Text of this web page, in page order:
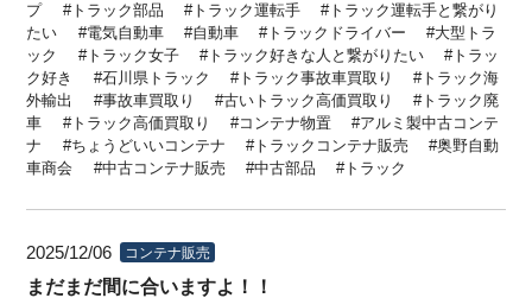
プ
トラック部品 トラック運転手
トラック運転手と繋がり
たい
電気自動車 自動車 トラックドライバー
大型トラ
ック
トラック女子 トラック好きな人と繋がりたい
トラッ
ク好き
石川県トラック トラック事故車買取り
トラック海
外輸出
事故車買取り 古いトラック高価買取り
トラック廃
車
トラック高価買取り コンテナ物置
アルミ製中古コンテ
ナ
ちょうどいいコンテナ トラックコンテナ販売
奥野自動
車商会
中古コンテナ販売 中古部品 トラック
2025/12/06 コンテナ販売
まだまだ間に合いますよ！！